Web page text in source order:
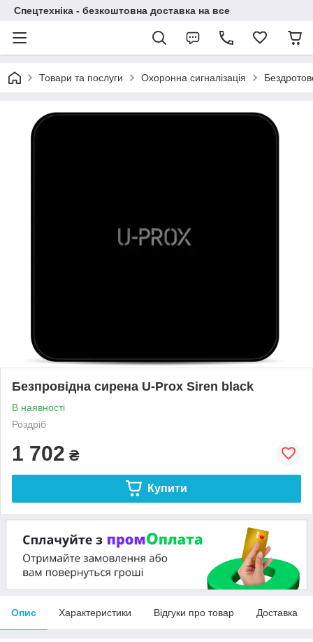
Спецтехніка - безкоштовна доставка на все
Товари та послуги Охоронна сигналізація
Безпровідна сирена U-Prox Siren black
В наявності
Роздріб
1 702 ₴
Купити
Опис Характеристики Відгуки про товар Доставка